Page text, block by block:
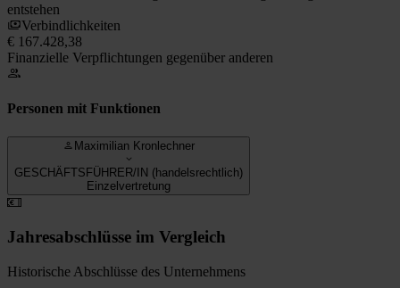
entstehen
Verbindlichkeiten
€ 167.428,38
Finanzielle Verpflichtungen gegenüber anderen
Personen mit Funktionen
Maximilian Kronlechner
GESCHÄFTSFÜHRER/IN (handelsrechtlich)
Einzelvertretung
Jahresabschlüsse im Vergleich
Historische Abschlüsse des Unternehmens